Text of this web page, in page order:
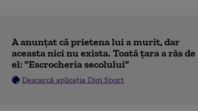
A anunțat că prietena lui a murit, dar
aceasta nici nu exista. Toată țara a râs de
el: ”Escrocheria secolului”
Descarcă aplicația Digi Sport